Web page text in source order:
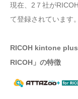
現在、2７社が
て登録されています。
RICOH kintone
RICOH」の特徴